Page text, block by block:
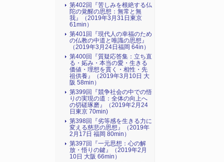
第402回『苦しみを根絶する仏
陀の覚醒の思想：無常と無
我』（2019年3月31日東京
61min）
第401回『現代人の幸福のため
の仏教の中道と唯識の思想』
（2019年3月24日福岡 64in）
第400回『質疑応答集：立ち直
る・妬み・本当の愛・生きる
価値・理想を貫く・相性・先
祖供養』（2019年3月10日 大
阪 58min）
第399回『競争社会の中での悟
りの実現の道：全体の向上へ
の切磋琢磨』（2019年2月24
日東京 70min)
第398回『劣等感を生きる力に
変える慈悲の思想』（2019年
2月17日 福岡 80min）
第397回『一元思想：心の解
放・悟りの鍵』（2019年2月
10日 大阪 66min）